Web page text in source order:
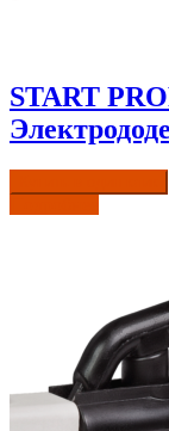
START